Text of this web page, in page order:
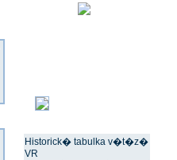
Historick� tabulka v�t�z�
VR